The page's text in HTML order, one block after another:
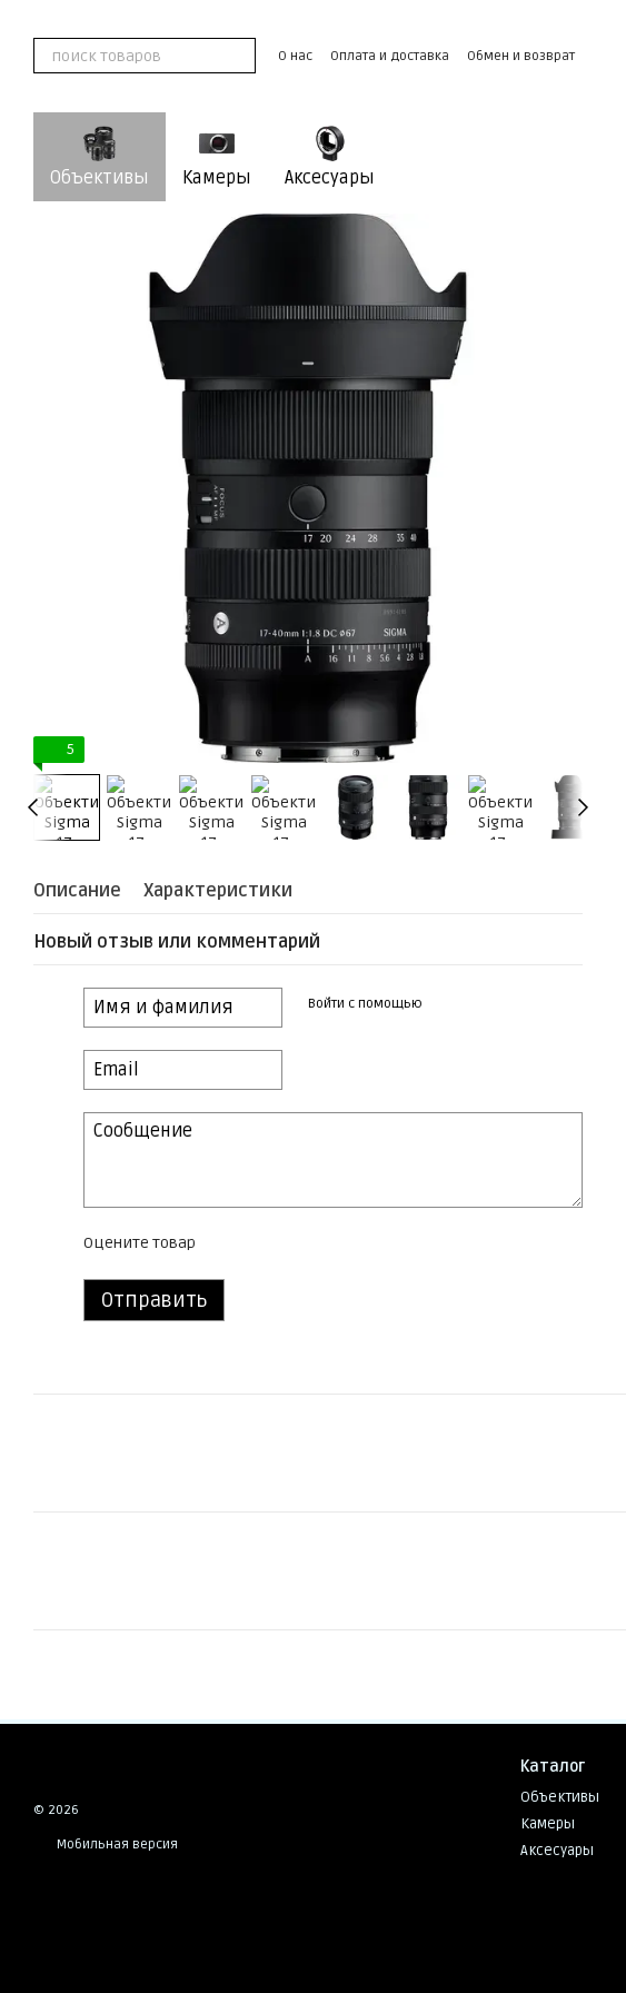
О нас Оплата и доставка
Обмен и возврат
Объективы Камеры Аксесуары
5
Описание Характеристики
Новый отзыв или комментарий
Войти с помощью
Оцените товар
Отправить
© 2026
Мобильная версия
Каталог
Объективы
Камеры
Аксесуары